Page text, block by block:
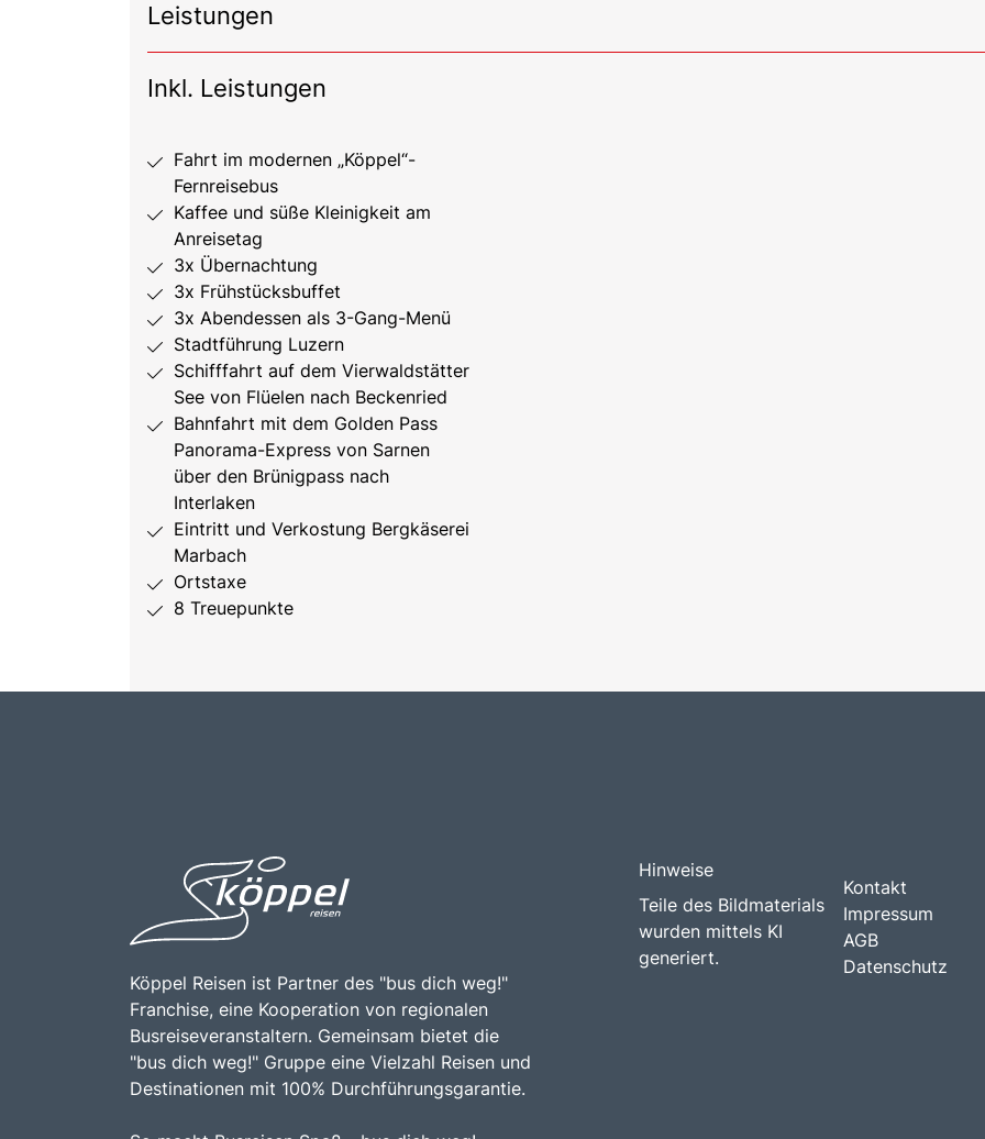
Leistungen
Inkl. Leistungen
Fahrt im modernen „Köppel“-
Fernreisebus
Kaffee und süße Kleinigkeit am
Anreisetag
3x Übernachtung
3x Frühstücksbuffet
3x Abendessen als 3-Gang-Menü
Stadtführung Luzern
Schifffahrt auf dem Vierwaldstätter
See von Flüelen nach Beckenried
Bahnfahrt mit dem Golden Pass
Panorama-Express von Sarnen
über den Brünigpass nach
Interlaken
Eintritt und Verkostung Bergkäserei
Marbach
Ortstaxe
8 Treuepunkte
Köppel Reisen ist Partner des "bus dich weg!"
Franchise, eine Kooperation von regionalen
Busreiseveranstaltern. Gemeinsam bietet die
"bus dich weg!" Gruppe eine Vielzahl Reisen und
Destinationen mit 100% Durchführungsgarantie.
Hinweise
Teile des Bildmaterials
wurden mittels KI
generiert.
Kontakt
Impressum
AGB
Datenschutz